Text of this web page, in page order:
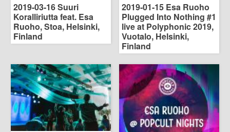
2019-03-16 Suuri
Koralliriutta feat. Esa
Ruoho, Stoa, Helsinki,
Finland
2019-01-15 Esa Ruoho
Plugged Into Nothing #1
live at Polyphonic 2019,
Vuotalo, Helsinki,
Finland